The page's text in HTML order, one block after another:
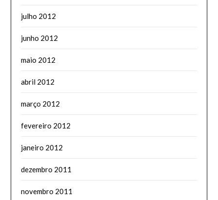
julho 2012
junho 2012
maio 2012
abril 2012
março 2012
fevereiro 2012
janeiro 2012
dezembro 2011
novembro 2011